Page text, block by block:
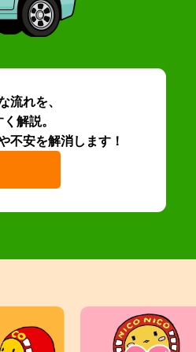
流れを、
解説。
不安を解消します！